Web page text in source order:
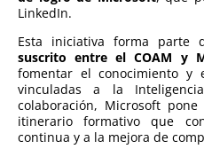
LinkedIn.
Esta iniciativa forma parte
suscrito entre el COAM y
fomentar el conocimiento y
vinculadas a la
colaboración, Microsoft
itinerario formativo que
continua y a la mejora de